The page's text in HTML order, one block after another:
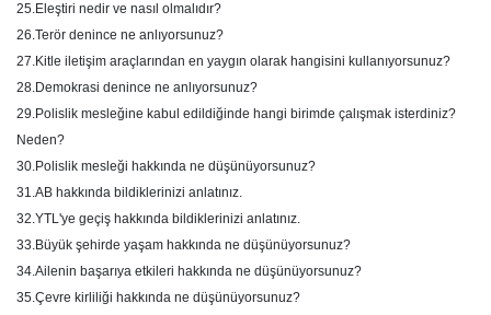
25.Eleştiri nedir ve nasıl olmalıdır?
26.Terör denince ne anlıyorsunuz?
27.Kitle iletişim araçlarından en yaygın olarak hangisini kullanıyorsunuz?
28.Demokrasi denince ne anlıyorsunuz?
29.Polislik mesleğine kabul edildiğinde hangi birimde çalışmak isterdiniz?
Neden?
30.Polislik mesleği hakkında ne düşünüyorsunuz?
31.AB hakkında bildiklerinizi anlatınız.
32.YTL'ye geçiş hakkında bildiklerinizi anlatınız.
33.Büyük şehirde yaşam hakkında ne düşünüyorsunuz?
34.Ailenin başarıya etkileri hakkında ne düşünüyorsunuz?
35.Çevre kirliliği hakkında ne düşünüyorsunuz?